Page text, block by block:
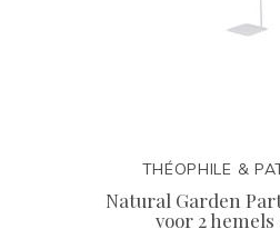
THÉOPHILE &
Natural Garden
voor 2